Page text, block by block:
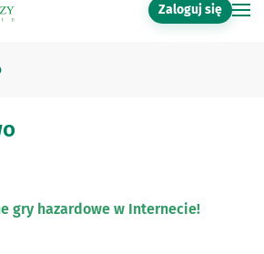
Zaloguj się
gry hazardowe w Internecie!